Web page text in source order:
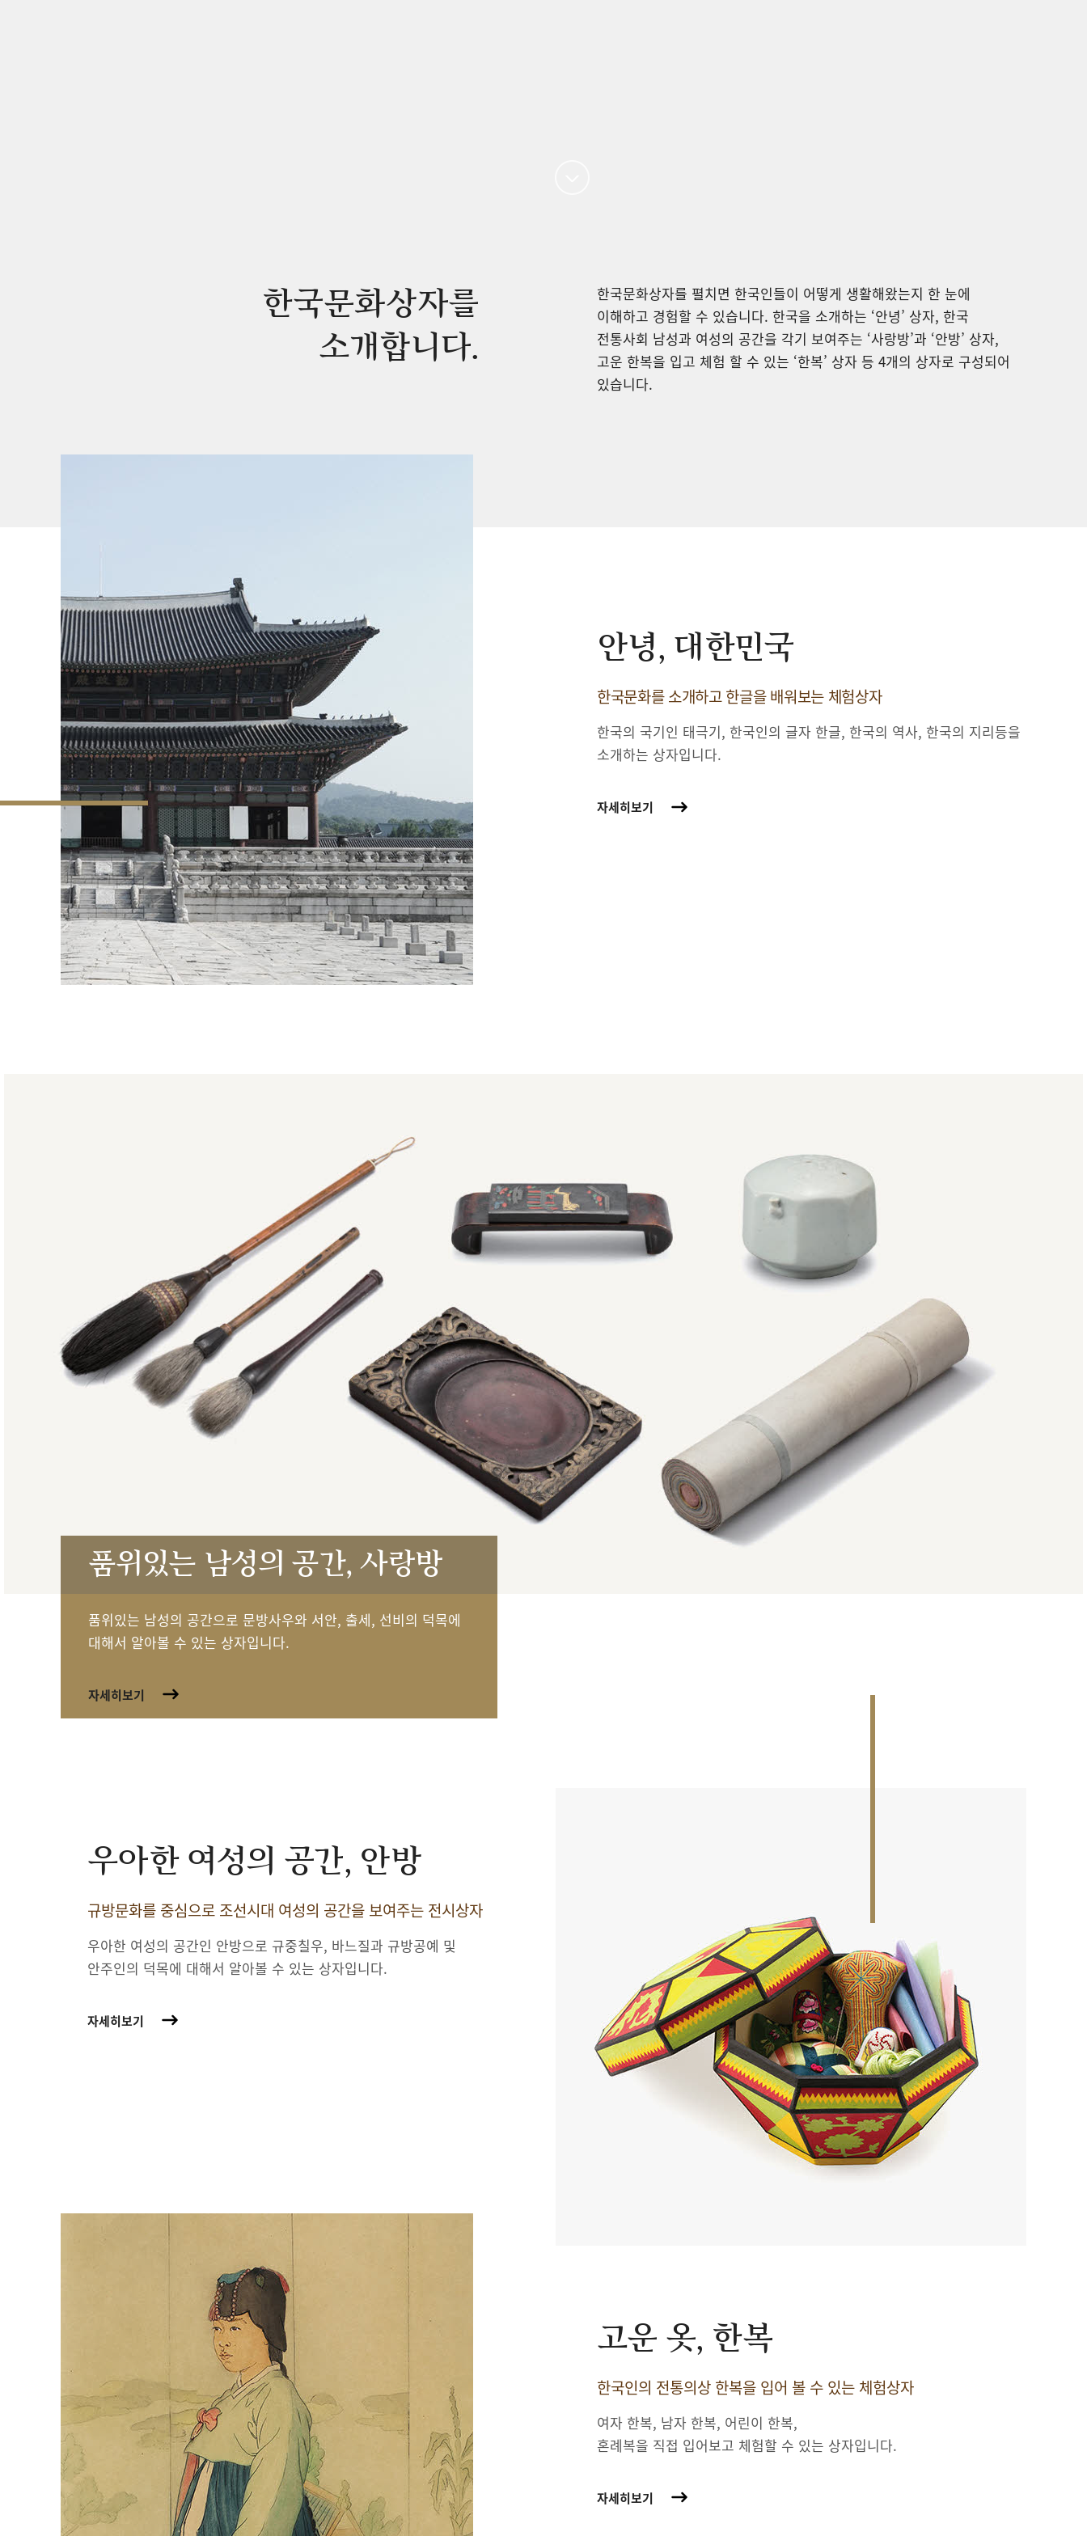
한국문화상자를
소개합니다.
한국문화상자를 펼치면 한국인들이 어떻게 생활해왔는지 한 눈에
이해하고 경험할 수 있습니다. 한국을 소개하는 ‘안녕’ 상자, 한국
전통사회 남성과 여성의 공간을 각기 보여주는 ‘사랑방’과 ‘안방’ 상자,
고운 한복을 입고 체험 할 수 있는 ‘한복’ 상자 등 4개의 상자로 구성되어
있습니다.
안녕, 대한민국
한국문화를 소개하고 한글을 배워보는 체험상자
한국의 국기인 태극기, 한국인의 글자 한글, 한국의 역사, 한국의 지리등을
소개하는 상자입니다.
자세히보기
품위있는 남성의 공간, 사랑방
품위있는 남성의 공간으로 문방사우와 서안, 출세, 선비의 덕목에
대해서 알아볼 수 있는 상자입니다.
자세히보기
우아한 여성의 공간, 안방
규방문화를 중심으로 조선시대 여성의 공간을 보여주는 전시상자
우아한 여성의 공간인 안방으로 규중칠우, 바느질과 규방공예 및
안주인의 덕목에 대해서 알아볼 수 있는 상자입니다.
자세히보기
고운 옷, 한복
한국인의 전통의상 한복을 입어 볼 수 있는 체험상자
여자 한복, 남자 한복, 어린이 한복,
혼례복을 직접 입어보고 체험할 수 있는 상자입니다.
자세히보기